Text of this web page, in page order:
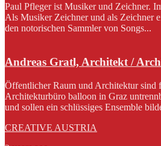
Paul Pfleger ist Musiker und Zeichner.
Als Musiker Zeichner und als Zeichner
den notorischen Sammler von Songs...
Andreas Gratl, Architekt /
Öffentlicher Raum und Architektur sind
Architekturbüro balloon in Graz
und sollen ein schlüssiges Ensemble
CREATIVE AUSTRIA